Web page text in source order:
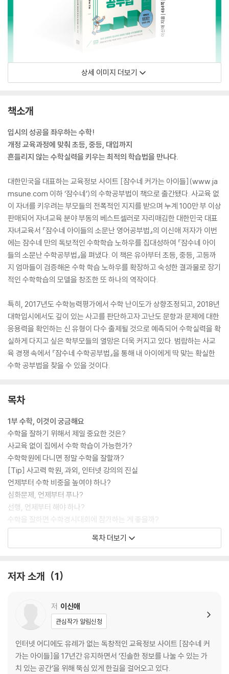
상세 이미지 더보기
책소개
입시의 성공을 좌우하는 수학!
개정 교육과정에 맞춰 초등, 중등, 대입까지
흔들리지 않는 수학실력을 키우는 최적의 학습법을 만나다.
대한민국을 대표하는 교육정보 사이트 [잠수네 커가는 아이들](www.ja
msune.com 이하 ‘잠수네’)의 수학공부법이 책으로 출간됐다. 사교육 없
이 자녀를 키우려는 부모들의 전폭적인 지지를 받으며 누계 100만 부 이상
판매되어 자녀교육 분야 부동의 베스트셀러로 자리매김한 대한민국 대표
자녀교육서 『잠수네 아이들의 소문난 영어공부법』의 이신애 저자가 이번
에는 잠수네 만의 독보적인 수학학습 노하우를 집대성하여 『잠수네 아이
들의 소문난 수학공부법』을 펴냈다. 이 책은 유아부터 초등, 중등, 고등까
지 엄마들이 검증해온 수학 학습 노하우를 확장하고 숙성한 결과물로 장기
적인 수학학습의 모델을 창조한 또 하나의 역작이다.
특히, 2017년도 수학능력평가에서 수학 난이도가 상향조정되고, 2018년
대학입시에서도 깊이 있는 사고를 판단하고자 고난도 문항과 문제에 대한
응용력을 확인하는 신 유형이 다수 출제될 것으로 예측되어 수학실력을 확
실하게 다지고 싶은 학부모들의 열망은 더욱 커지고 있다. 범람하는 사교
육 경쟁 속에서 『잠수네 수학공부법』을 통해 내 아이에게 딱 맞는 확실한
수학 공부법을 찾을 수 있을 것이다.
목차
1부 수학, 이것이 궁금해요
수학을 잘하기 위해서 제일 중요한 것은?
사교육 없이 집에서 수학 학습이 가능한가?
수학학원에 다니면 정말 수학을 잘할까?
[Tip] 사고력 학원, 과외, 인터넷 강의의 진실
언제부터 수학 비중을 높여야 하나?
심화문제, 언제부터 푸나?
선행, 언제부터 해야 하나?
수학을 잘하면 수학경시대회에 참가하는 게 좋을까?
초등, 중등 수학 로드맵
2009 VS 2015 개정 교육과정 ‘초등수학’ | 초등수학에서 중요한 것
2009 VS 2015 개정 교육과정 ‘고등수학’ | 고등수학에서 중요한 것
잠수네 수학교실 데이터로 본 수학학습 현실
2부 초등수학 로드맵
초등수학을 잘하기 위한 핵심
[Tip] 수학 공부할 때 잔소리 5가지, 원인과 대책
목차 더보기
저자 소개 1
저 이신애
관심작가 알림신청
인터넷 어디에도 유례가 없는 독창적인 교육정보 사이트 [잠수네 커
가는 아이들]을 17년간 유지하면서 ‘진솔한 정보를 나눌 수 있는 가
치 있는 공간’을 위해 뚝심 있게 한길을 걸어오고 있다.